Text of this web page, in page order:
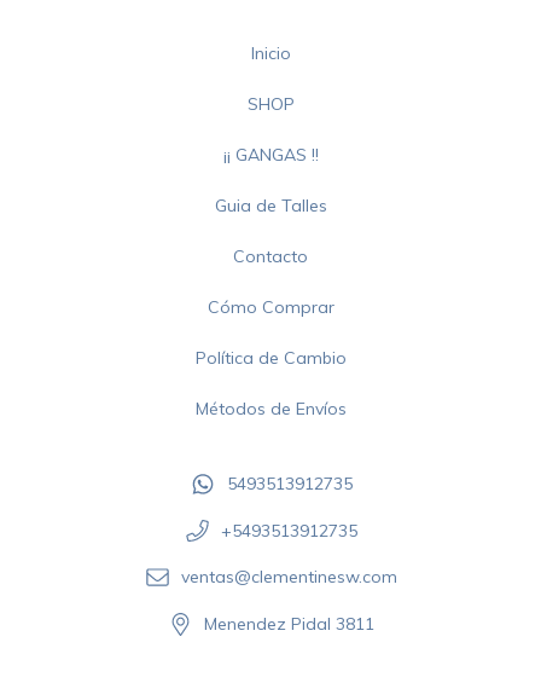
Inicio
SHOP
¡¡ GANGAS !!
Guia de Talles
Contacto
Cómo Comprar
Política de Cambio
Métodos de Envíos
5493513912735
+5493513912735‬
ventas@clementinesw.com
Menendez Pidal 3811